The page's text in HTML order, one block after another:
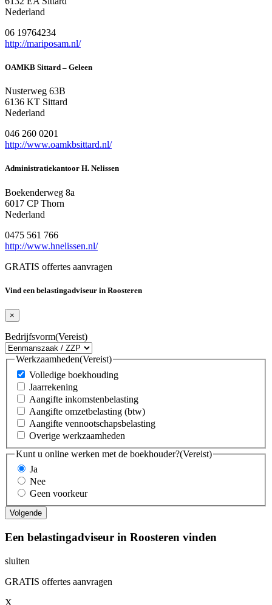
Nederland
06 19764234
http://mariposam.nl/
OAMKB Sittard – Geleen
Nusterweg 63B
6136 KT Sittard
Nederland
046 260 0201
http://www.oamkbsittard.nl/
Administratiekantoor H. Nelissen
Boekenderweg 8a
6017 CP Thorn
Nederland
0475 561 766
http://www.hnelissen.nl/
GRATIS offertes aanvragen
Vind een belastingadviseur in Roosteren
×
Bedrijfsvorm(Vereist)
Werkzaamheden(Vereist)
Volledige boekhouding
Jaarrekening
Aangifte inkomstenbelasting
Aangifte omzetbelasting (btw)
Aangifte vennootschapsbelasting
Overige werkzaamheden
Kunt u online werken met de boekhouder?(Vereist)
Ja
Nee
Geen voorkeur
Een belastingadviseur in Roosteren vinden
sluiten
GRATIS offertes aanvragen
X